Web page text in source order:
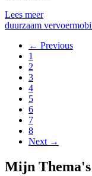
Lees meer
duurzaam vervoer
← Previous
1
2
3
4
5
6
7
8
Next →
Mijn Thema's